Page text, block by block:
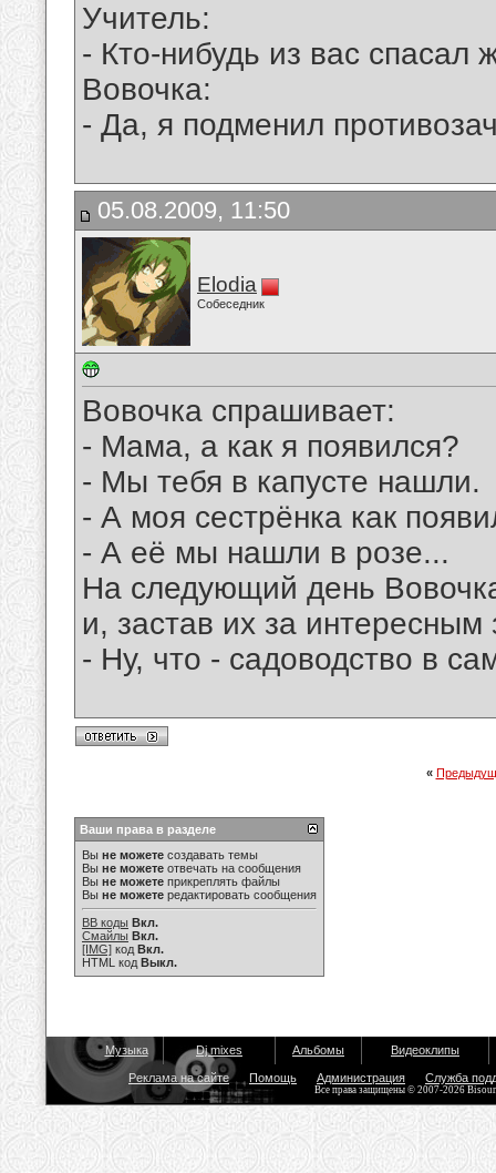
Учитель:
- Кто-нибудь из вас спасал
Вовочка:
- Да, я подменил
05.08.2009, 11:50
Elodia
Собеседник
Вовочка спрашивает:
- Мама, а как я появился?
- Мы тебя в капусте нашли.
- А моя сестрёнка как
- А её мы нашли в розе...
На следующий день
и, застав их за интересным
- Ну, что - садоводство в
«
Ваши права в разделе
Вы не можете создавать темы
Вы не можете отвечать на сообщения
Вы не можете прикреплять файлы
Вы не можете редактировать сообщения
BB коды Вкл.
Смайлы Вкл.
[IMG] код Вкл.
HTML код Выкл.
Музыка Dj mixes Альбомы Видеоклипы
Реклама на сайте Помощь Администрация Служба
Все права защищены © 2007-2026